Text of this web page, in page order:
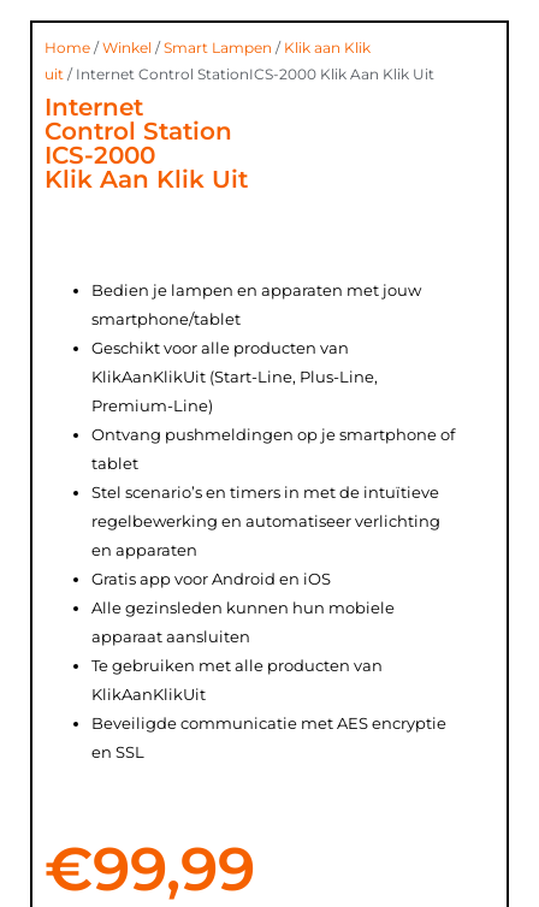
Home /Winkel /Smart Lampen / Klik aan Klik
uit / Internet Control StationICS-2000 Klik Aan Klik Uit
Internet
Control Station
ICS-2000
Klik Aan Klik Uit
Bedien je lampen en apparaten met jouw
smartphone/tablet
Geschikt voor alle producten van
KlikAanKlikUit (Start-Line, Plus-Line,
Premium-Line)
Ontvang pushmeldingen op je smartphone of
tablet
Stel scenario’s en timers in met de intuïtieve
regelbewerking en automatiseer verlichting
en apparaten
Gratis app voor Android en iOS
Alle gezinsleden kunnen hun mobiele
apparaat aansluiten
Te gebruiken met alle producten van
KlikAanKlikUit
Beveiligde communicatie met AES encryptie
en SSL
€99,99